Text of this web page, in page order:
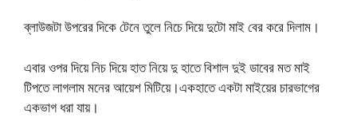
ব্লাউজটা উপরের দিকে টেনে তুলে নিচে দিয়ে দুটো মাই বের করে দিলাম।
এবার ওপর দিয়ে নিচ দিয়ে হাত নিয়ে দু হাতে বিশাল দুই ডাবের মত মাই
টিপতে লাগলাম মনের আয়েশ মিটিয়ে।একহাতে একটা মাইয়ের চারভাগের
একভাগ ধরা যায়।